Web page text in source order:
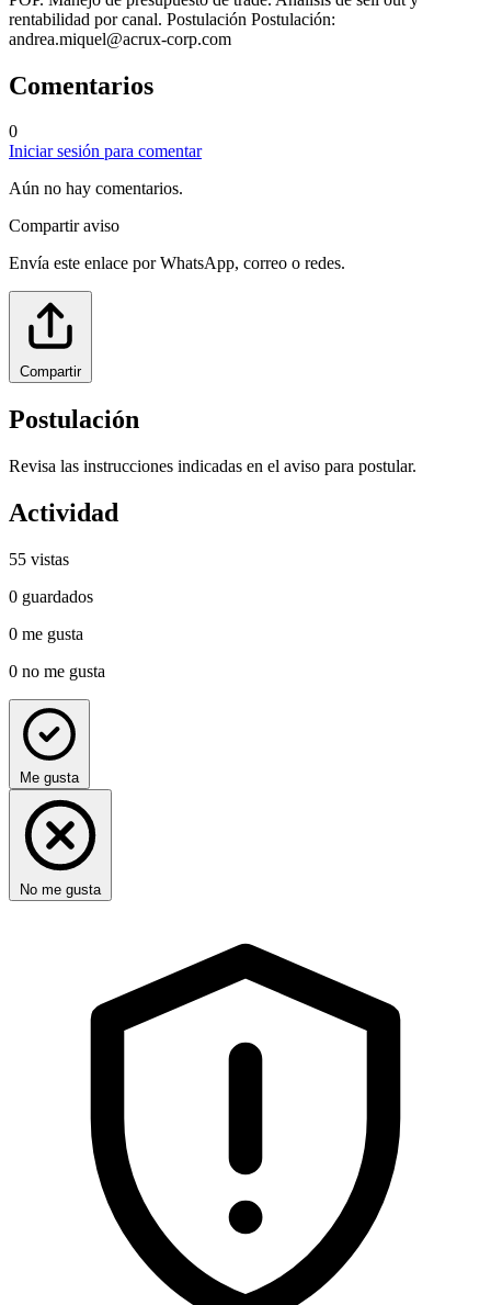
rentabilidad por canal. Postulación Postulación:
andrea.miquel@acrux-corp.com
Comentarios
0
Iniciar sesión para comentar
Aún no hay comentarios.
Compartir aviso
Envía este enlace por WhatsApp, correo o redes.
Compartir
Postulación
Revisa las instrucciones indicadas en el aviso para postular.
Actividad
55 vistas
0 guardados
0 me gusta
0 no me gusta
Me gusta
No me gusta